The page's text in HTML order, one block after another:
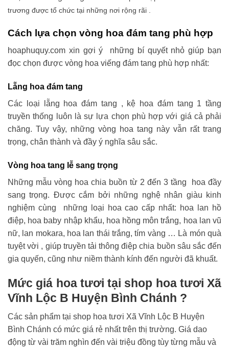
trương được tổ chức tại những nơi rộng rãi .
Cách lựa chọn vòng hoa đám tang phù hợp
hoaphuquy.com xin gợi ý những bí quyết nhỏ giúp bạn
đọc chọn được vòng hoa viếng đám tang phù hợp nhất:
Lẵng hoa đám tang
Các loại lẵng hoa đám tang , kệ hoa đám tang 1 tầng
truyền thống luôn là sự lựa chọn phù hợp với giá cả phải
chăng. Tuy vậy, những vòng hoa tang này vẫn rất trang
trọng, chân thành và đầy ý nghĩa sâu sắc.
Vòng hoa tang lễ sang trọng
Những mẫu vòng hoa chia buồn từ 2 đến 3 tầng hoa đầy
sang trọng. Được cắm bởi những nghệ nhân giàu kinh
nghiệm cùng những loại hoa cao cấp nhất: hoa lan hồ
điệp, hoa baby nhập khẩu, hoa hồng môn trắng, hoa lan vũ
nữ, lan mokara, hoa lan thái trắng, tím vàng … Là món quà
tuyệt vời , giúp truyền tải thông điệp chia buồn sâu sắc đến
gia quyến, cũng như niềm thành kính đến người đã khuất.
Mức giá hoa tươi tại shop hoa tươi Xã
Vĩnh Lộc B Huyện Bình Chánh ?
Các sản phẩm tại shop hoa tươi Xã Vĩnh Lộc B Huyện
Bình Chánh có mức giá rẻ nhất trên thị trường. Giá dao
động từ vài trăm nghìn đến vài triệu đồng tùy từng mẫu và